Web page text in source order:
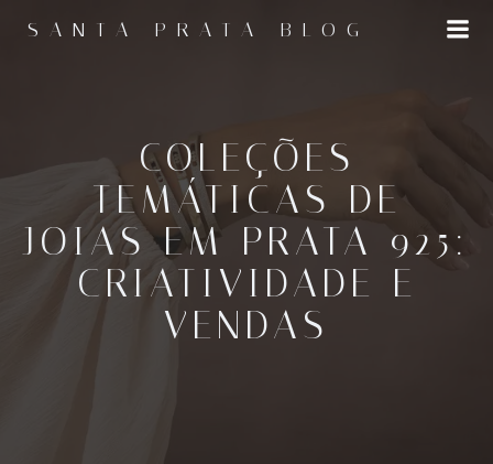
para
SANTA PRATA BLOG
COLEÇÕES
TEMÁTICAS DE
JOIAS EM PRATA 925:
CRIATIVIDADE E
VENDAS